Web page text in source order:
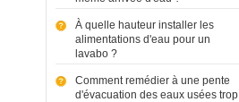
À quelle hauteur installer les
alimentations d'eau pour un
lavabo ?
Comment remédier à une pente
d'évacuation des eaux usées trop